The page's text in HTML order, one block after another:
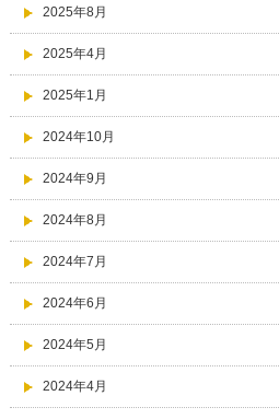
2025年8月
2025年4月
2025年1月
2024年10月
2024年9月
2024年8月
2024年7月
2024年6月
2024年5月
2024年4月